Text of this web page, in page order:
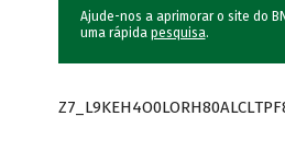
Ajude-nos a aprimorar o site do
uma rápida pesquisa.